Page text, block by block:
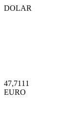
DOLAR
47,7111
EURO